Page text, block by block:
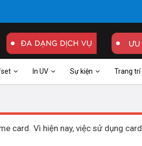
In UV Sự kiện Trang trí
card. Vì hiện nay, việc sử dụng card